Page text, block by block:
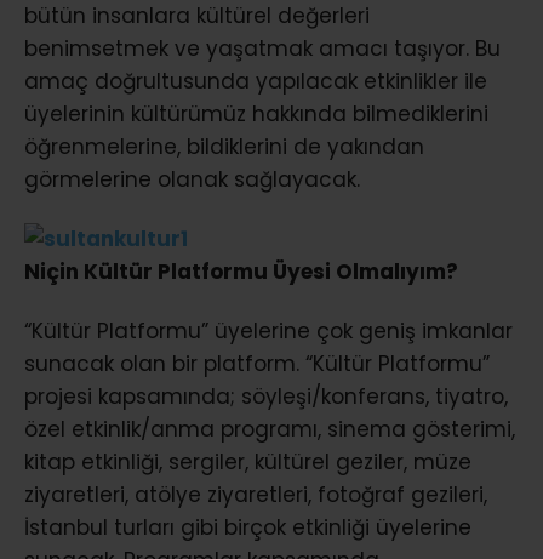
bütün insanlara kültürel değerleri
benimsetmek ve yaşatmak amacı taşıyor. Bu
amaç doğrultusunda yapılacak etkinlikler ile
üyelerinin kültürümüz hakkında bilmediklerini
öğrenmelerine, bildiklerini de yakından
görmelerine olanak sağlayacak.
Niçin Kültür Platformu Üyesi Olmalıyım?
“Kültür Platformu” üyelerine çok geniş imkanlar
sunacak olan bir platform. “Kültür Platformu”
projesi kapsamında; söyleşi/konferans, tiyatro,
özel etkinlik/anma programı, sinema gösterimi,
kitap etkinliği, sergiler, kültürel geziler, müze
ziyaretleri, atölye ziyaretleri, fotoğraf gezileri,
İstanbul turları gibi birçok etkinliği üyelerine